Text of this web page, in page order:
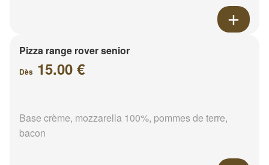
Pizza range rover senior
Dès 15.00 €
Base crème, mozzarella 100%, pommes de terre,
bacon